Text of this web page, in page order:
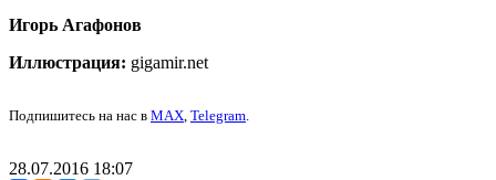
Игорь Агафонов
Иллюстрация: gigamir.net
Подпишитесь на нас в MAX, Telegram.
28.07.2016 18:07